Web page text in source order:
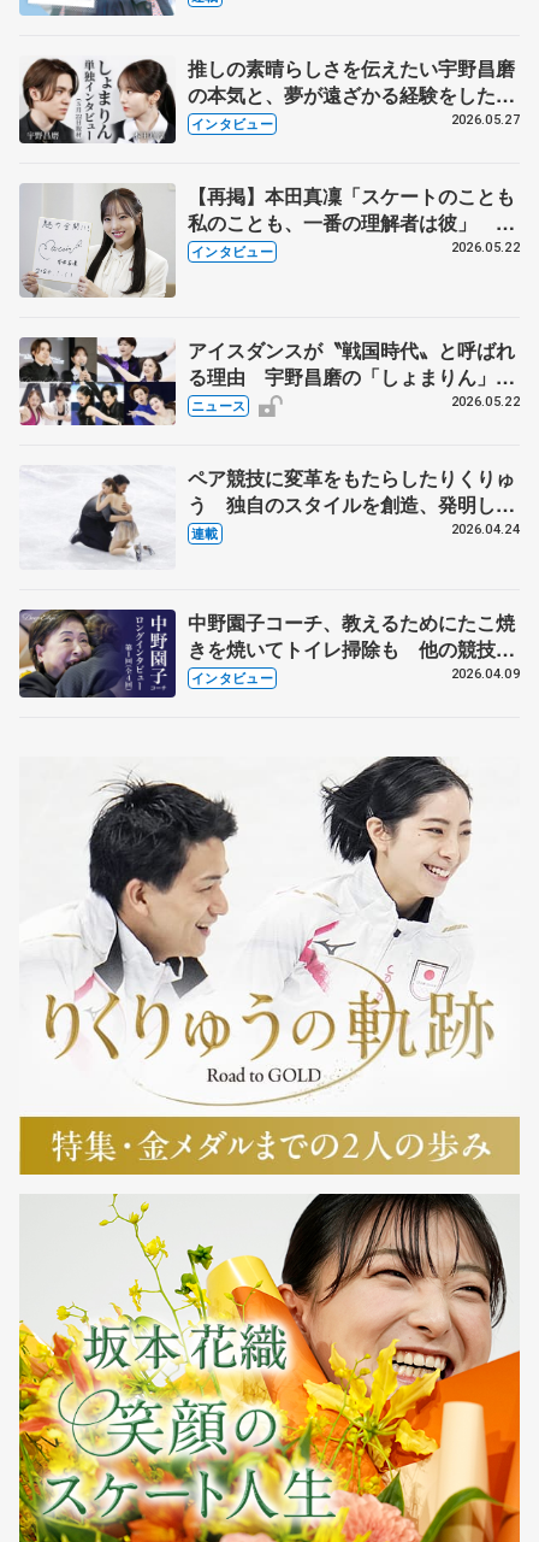
推しの素晴らしさを伝えたい宇野昌磨
の本気と、夢が遠ざかる経験をした本
田真凜の覚悟
インタビュー 2026.05.27
【再掲】本田真凜「スケートのことも
私のことも、一番の理解者は彼」 引
退時の単独インタビューで語った競技
インタビュー 2026.05.22
アイスダンスが〝戦国時代〟と呼ばれ
る理由 宇野昌磨の「しょまりん」ら
実力者が相次いで参戦 国内の競争激
ニュース 2026.05.22
ペア競技に変革をもたらしたりくりゅ
う 独自のスタイルを創造、発明した
【引退発表後②】
連載 2026.04.24
中野園子コーチ、教えるためにたこ焼
きを焼いてトイレ掃除も 他の競技に
も通用するという坂本花織の筋肉
インタビュー 2026.04.09